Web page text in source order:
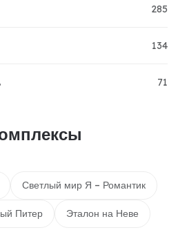
285
134
71
Светлый мир Я – Романтик
Питер Эталон на Неве